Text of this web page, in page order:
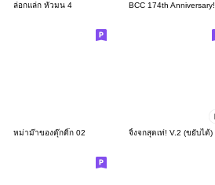
ล่อกแล่ก หัวมน 4 BCC 174th Anniversary!
หม่าม๊าของดุ๊กดิ๊ก 02 จิ้งจกสุดเท่! V.2 (ขยับได้)